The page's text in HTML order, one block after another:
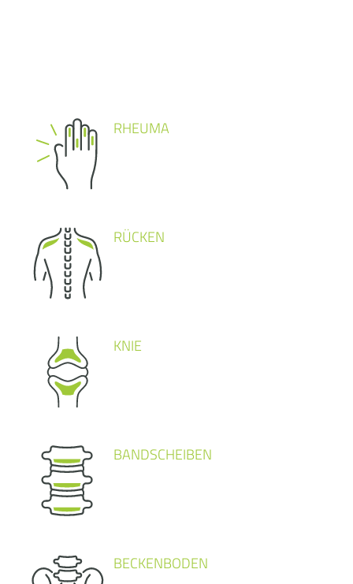
RHEUMA
RÜCKEN
KNIE
BANDSCHEIBEN
BECKENBODEN